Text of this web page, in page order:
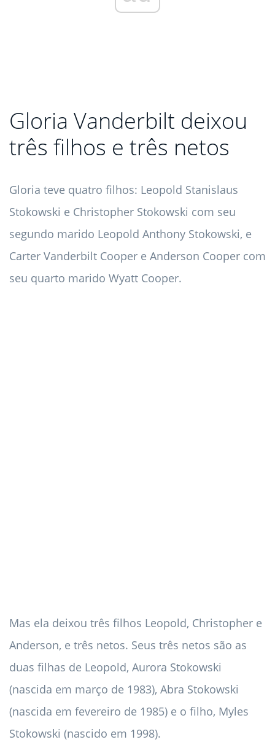
Gloria Vanderbilt deixou
três filhos e três netos
Gloria teve quatro filhos: Leopold Stanislaus
Stokowski e Christopher Stokowski com seu
segundo marido Leopold Anthony Stokowski, e
Carter Vanderbilt Cooper e Anderson Cooper com
seu quarto marido Wyatt Cooper.
Mas ela deixou três filhos Leopold, Christopher e
Anderson, e três netos. Seus três netos são as
duas filhas de Leopold, Aurora Stokowski
(nascida em março de 1983), Abra Stokowski
(nascida em fevereiro de 1985) e o filho, Myles
Stokowski (nascido em 1998).